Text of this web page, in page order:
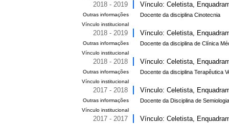
2018 - 2019 Vínculo: Celetista,
Outras informações Docente da disciplina Cinotecnia
Vínculo institucional
2018 - 2019 Vínculo: Celetista,
Outras informações Docente da disciplina de Clínica
Vínculo institucional
2018 - 2018 Vínculo: Celetista,
Outras informações Docente da disciplina Terapêutica
Vínculo institucional
2017 - 2018 Vínculo: Celetista,
Outras informações Docente da Disciplina de
Vínculo institucional
2017 - 2017 Vínculo: Celetista,